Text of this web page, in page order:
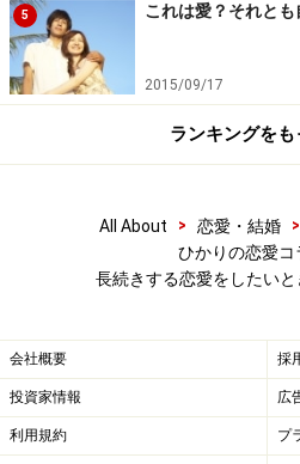
5 これは愛？それと
2015/09/17
ランキングをも
All About > 恋愛・結婚 >
ひかりの恋愛コ
長続きする恋愛をしたい
会社概要 採
投資家情報 広
利用規約 プ